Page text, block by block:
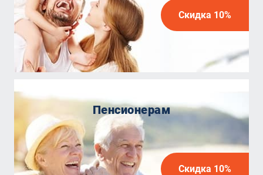
Скидка 10%
Пенсионерам
Скидка 10%